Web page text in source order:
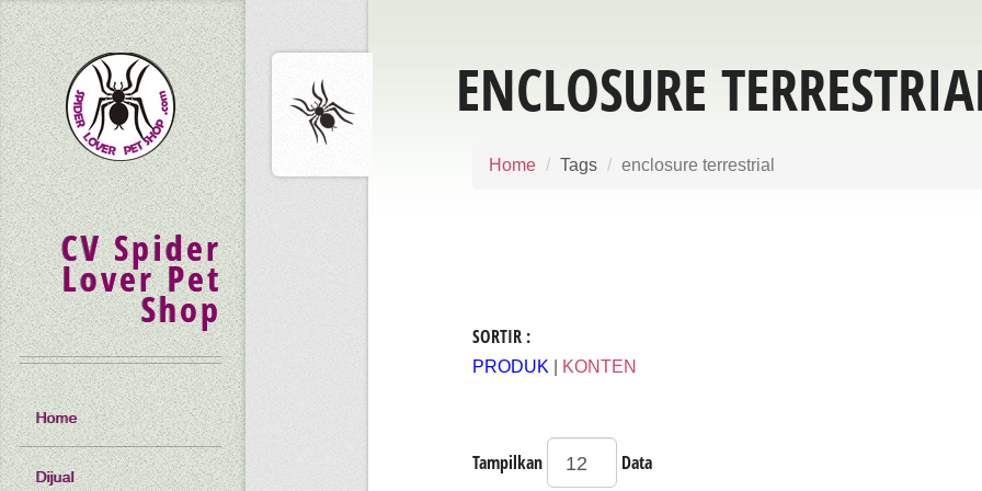
ENCLOSURE
Home Tags enclosure terrestrial
SORTIR :
PRODUK KONTEN
Tampilkan Data
CV Spider
Lover Pet
Shop
Home
Dijual